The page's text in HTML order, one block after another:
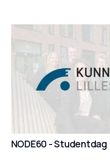
NODE60 - Studentdag